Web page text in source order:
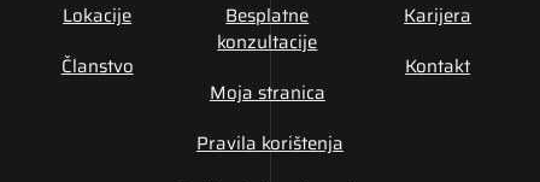
Lokacije
Članstvo
Besplatne
konzultacije
Moja stranica
Karijera
Kontakt
Pravila korištenja